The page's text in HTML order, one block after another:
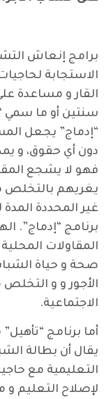
برامج إنعاش
الاستجابة
القار و مساعدة
سنتين أو ما سمي
“إدماج” يجعل
دون أي حقوق، و
فهو لا يشجع
يغريهم بالتخلص
غير المحددة المدة
برنامج “إدماج”.
المقاولات
صحة و حياة
الأجور و و
الاجتماعية.
أما برنامج
يقال أن بطالة
التعليمية مع
لإصلاح التعليم و